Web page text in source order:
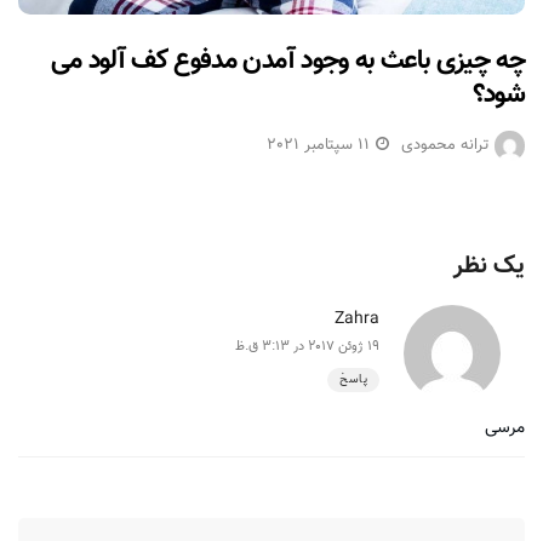
چه چیزی باعث به وجود آمدن مدفوع کف آلود می
شود؟
ترانه محمودی 11 سپتامبر 2021
یک نظر
Zahra
19 ژوئن 2017 در 3:13 ق.ظ
پاسخ
مرسی